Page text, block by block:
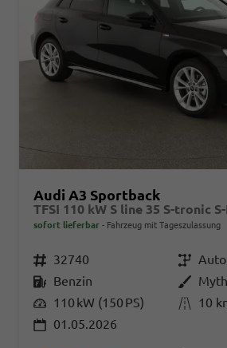
Audi A3 Sportback
sofort lieferbar Fahrzeug mit Tageszulassung
Fahrzeugnr. 32740 Getriebe
Kraftstoff Benzin Außenfarbe
Leistung 110 kW (150 PS) Kilometerstand 10
01.05.2026